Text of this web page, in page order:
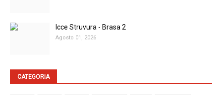
Icce Struvura - Brasa 2
Agosto 01, 2026
CATEGORIA